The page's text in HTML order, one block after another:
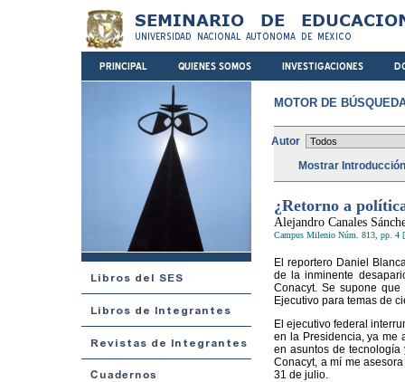
MOTOR DE
Autor
Mostrar
¿Retorno a
Alejandro Canales
Campus Milenio Núm. 813, pp. 4
El reportero Daniel
de la inminente
Conacyt. Se supone
Ejecutivo para temas de
El ejecutivo federal
en la Presidencia, ya me
en asuntos de
Conacyt, a mí me
31 de julio.